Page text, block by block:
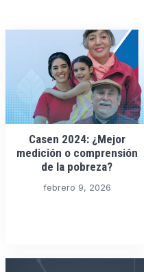
Casen 2024: ¿Mejor
medición o comprensión
de la pobreza?
febrero 9, 2026